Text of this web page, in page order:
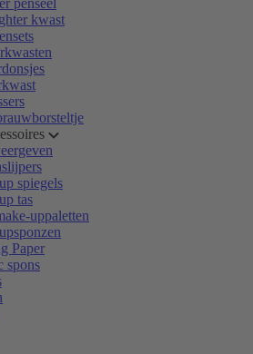
penseel
kwast
spiegels
tas
uppaletten
Paper
spons